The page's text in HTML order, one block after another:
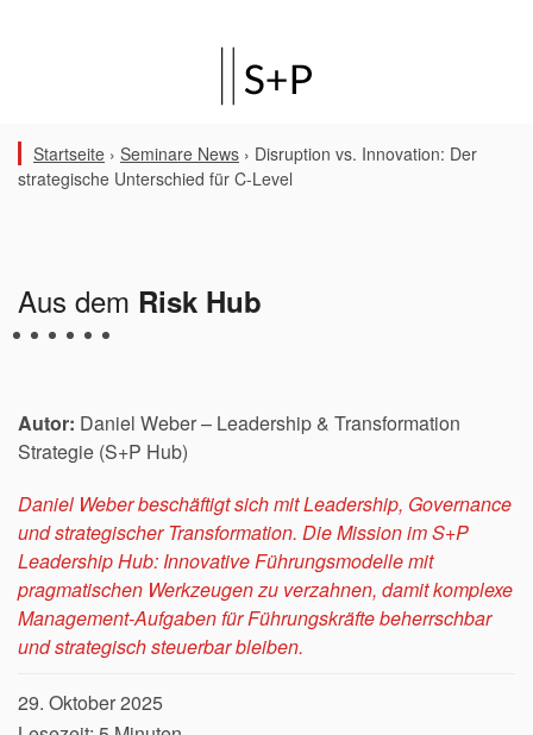
Startseite › Seminare News › Disruption vs. Innovation: Der
strategische Unterschied für C-Level
Aus dem Risk Hub
Autor: Daniel Weber– Leadership & Transformation
Strategie (S+P Hub)
Daniel Weberbeschäftigt sich mit Leadership, Governance
und strategischer Transformation. Die Mission im S+P
Leadership Hub: Innovative Führungsmodelle mit
pragmatischen Werkzeugen zu verzahnen, damit komplexe
Management-Aufgaben für Führungskräfte beherrschbar
und strategisch steuerbar bleiben.
29. Oktober 2025